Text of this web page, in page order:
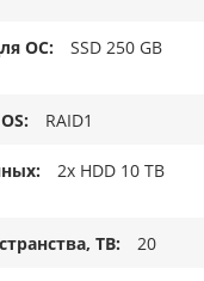
ОС
SSD 250 GB
RAID1
2x HDD 10 TB
TB 20